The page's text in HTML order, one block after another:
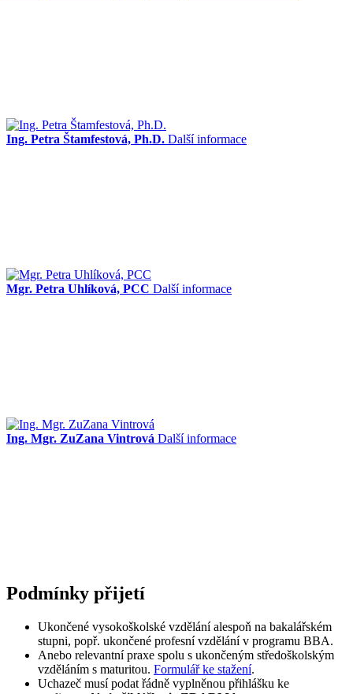
Ing. Petra Štamfestová, Ph.D. Další informace
Mgr. Petra Uhlíková, PCC Další informace
Ing. Mgr. ZuZana Vintrová Další informace
Podmínky přijetí
Ukončené vysokoškolské vzdělání alespoň na bakalářském
stupni, popř. ukončené profesní vzdělání v programu BBA.
Anebo relevantní praxe spolu s ukončeným středoškolským
vzděláním s maturitou. Formulář ke stažení.
Uchazeč musí podat řádně vyplněnou přihlášku ke